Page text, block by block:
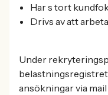
Har s tort
Drivs av att
Under
ansökningar via mail